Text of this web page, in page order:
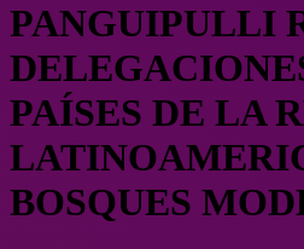
PANGUIPULLI
PAÍSES DE LA
BOSQUES